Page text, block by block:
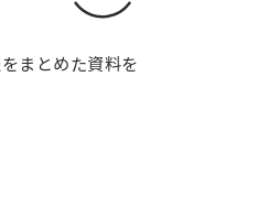
まとめた資料を